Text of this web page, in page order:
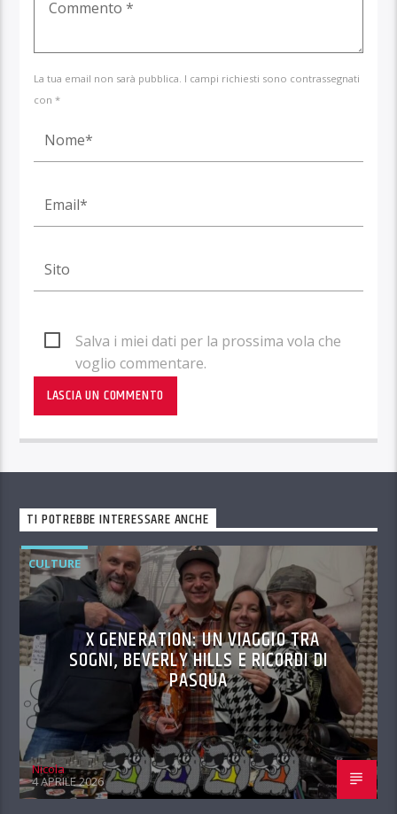
La tua email non sarà pubblica. I campi richiesti sono contrassegnati
con *
Salva i miei dati per la prossima vola che
voglio commentare.
TI POTREBBE INTERESSARE ANCHE
CULTURE
X GENERATION: UN VIAGGIO TRA
SOGNI, BEVERLY HILLS E RICORDI DI
PASQUA
Nicola
4 APRILE 2026